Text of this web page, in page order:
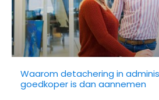
Waarom detachering in
goedkoper is dan aannemen